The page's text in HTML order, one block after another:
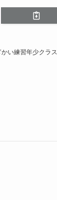
い練習年少クラス